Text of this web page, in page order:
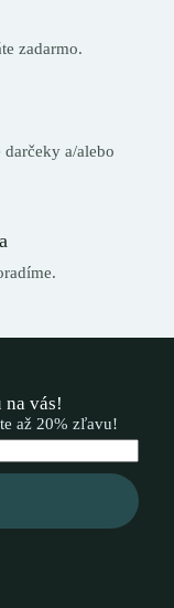
zadarmo.
a/alebo
vás!
až 20% zľavu!